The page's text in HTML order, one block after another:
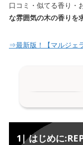
口コミ・似てる香り・
な雰囲気の木の香りを
⇒最新版！【マルジェ
1.
1-1.ボトルに宿
1| はじめに